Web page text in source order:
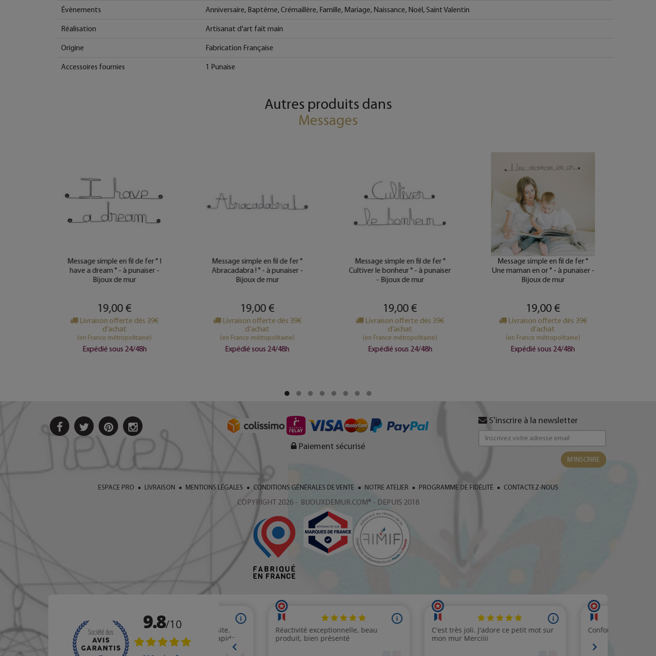
Évènements Anniversaire, Baptême, Crémaillère, Famille, Mariage, Naissance, Noël, Saint Valentin
Réalisation Artisanat d'art fait main
Origine Fabrication Française
Accessoires fournies 1 Punaise
Autres produits dans
Messages
Message simple en fil de fer " I
have a dream " - à punaiser -
Bijoux de mur
19,00 €
Livraison offerte dès 39€
d’achat
(en France métropolitaine)
Expédié sous 24/48h
Message simple en fil de fer "
Abracadabra ! " - à punaiser -
Bijoux de mur
19,00 €
Livraison offerte dès 39€
d’achat
(en France métropolitaine)
Expédié sous 24/48h
Message simple en fil de fer "
Cultiver le bonheur " - à punaiser
- Bijoux de mur
19,00 €
Livraison offerte dès 39€
d’achat
(en France métropolitaine)
Expédié sous 24/48h
Message simple en fil de fer "
Une maman en or " - à punaiser -
Bijoux de mur
19,00 €
Livraison offerte dès 39€
d’achat
(en France métropolitaine)
Expédié sous 24/48h
Paiement sécurisé
S'inscrire à la newsletter
M’INSCRIRE
ESPACE PRO LIVRAISON MENTIONS LÉGALES CONDITIONS GÉNÉRALES DE VENTE NOTRE ATELIER PROGRAMME DE FIDÉLITÉ CONTACTEZ-NOUS
COPYRIGHT 2026 - BIJOUXDEMUR.COM® - DEPUIS 2018